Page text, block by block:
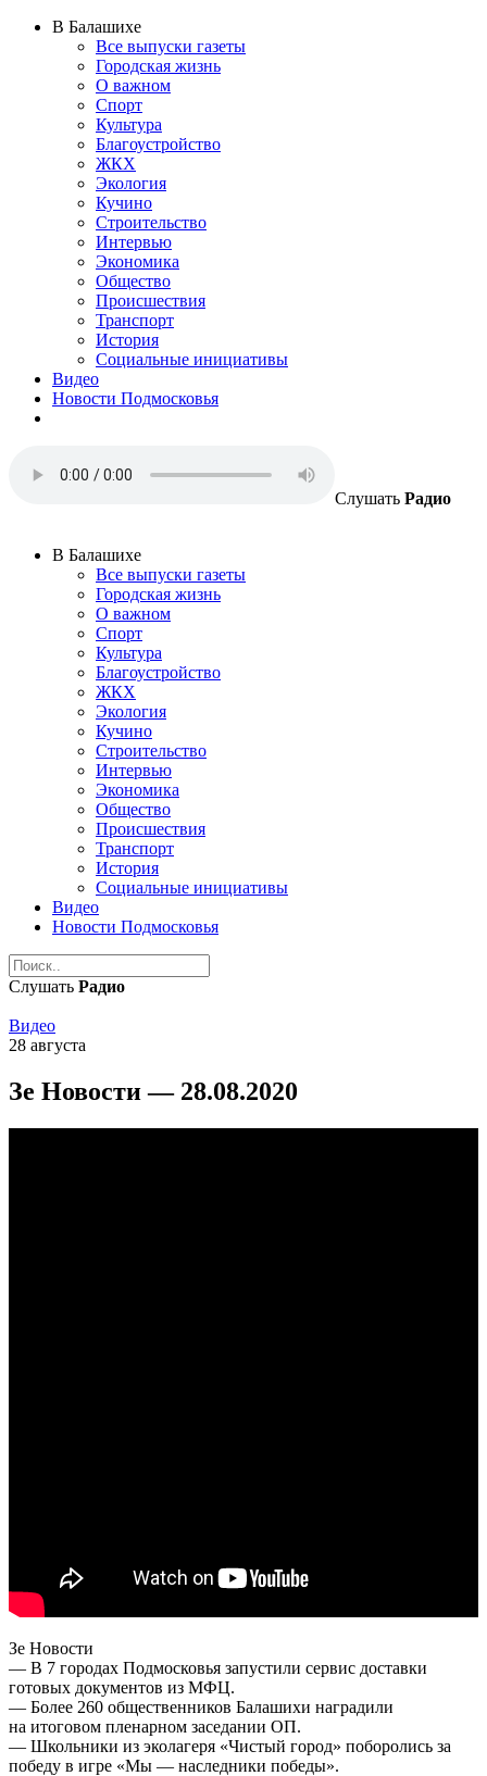
В Балашихе
Все выпуски газеты
Городская жизнь
О важном
Спорт
Культура
Благоустройство
ЖКХ
Экология
Кучино
Строительство
Интервью
Экономика
Общество
Происшествия
Транспорт
История
Социальные инициативы
Видео
Новости Подмосковья
Слушать Радио
В Балашихе
Все выпуски газеты
Городская жизнь
О важном
Спорт
Культура
Благоустройство
ЖКХ
Экология
Кучино
Строительство
Интервью
Экономика
Общество
Происшествия
Транспорт
История
Социальные инициативы
Видео
Новости Подмосковья
Слушать Радио
Видео
28 августа
Зе Новости — 28.08.2020
Зе Новости
— В 7 городах Подмосковья запустили сервис доставки
готовых документов из МФЦ.
— Более 260 общественников Балашихи наградили
на итоговом пленарном заседании ОП.
— Школьники из эколагеря «Чистый город» поборолись за
победу в игре «Мы — наследники победы».